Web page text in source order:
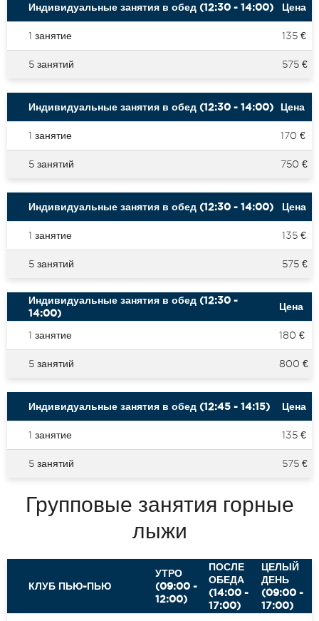
Индивидуальные занятия в обед (12:30 - 14:00) Цена
1 занятие 135 €
5 занятий 575 €
Индивидуальные занятия в обед (12:30 - 14:00) Цена
1 занятие 170 €
5 занятий 750 €
Индивидуальные занятия в обед (12:30 - 14:00) Цена
1 занятие 135 €
5 занятий 575 €
Индивидуальные занятия в обед (12:30 -
14:00)
Цена
1 занятие 180 €
5 занятий 800 €
Индивидуальные занятия в обед (12:45 - 14:15) Цена
1 занятие 135 €
5 занятий 575 €
Групповые занятия горные
лыжи
КЛУБ ПЬЮ-ПЬЮ
УТРО
(09:00 -
12:00)
ПОСЛЕ
ОБЕДА
(14:00 -
17:00)
ЦЕЛЫЙ
ДЕНЬ
(09:00 -
17:00)